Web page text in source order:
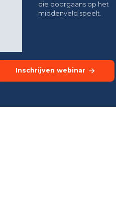
die doorgaans op het
middenveld speelt.
Inschrijven webinar